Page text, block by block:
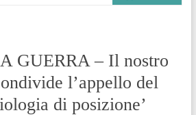
GUERRA – Il nostro
l’appello del
di posizione’